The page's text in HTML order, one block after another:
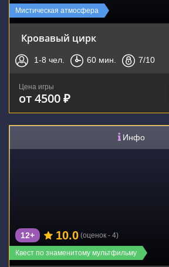
Мистическая атмосфера
Кровавый цирк
1-8 чел. 60 мин. 7/10
Цена игры
от 4500 ₽
Инфо
Квест по знаменитому мультфильму
12+ 10.0 (оценок - 4)